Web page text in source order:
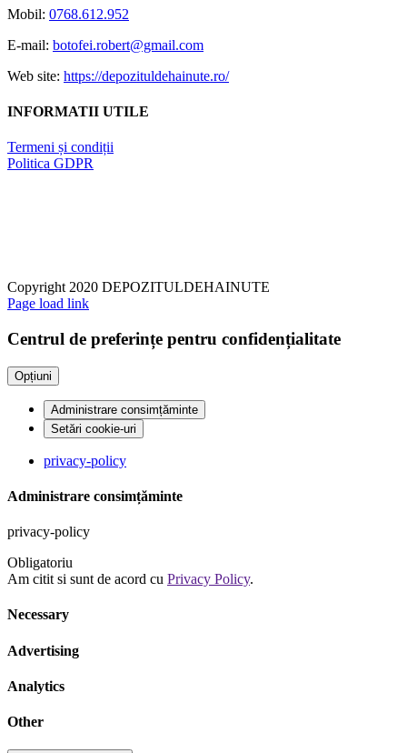
Mobil: 0768.612.952
E-mail: botofei.robert@gmail.com
Web site: https://depozituldehainute.ro/
INFORMATII UTILE
Termeni și condiții
Politica GDPR
Copyright 2020 DEPOZITULDEHAINUTE
Page load link
Centrul de preferințe pentru confidențialitate
Opțiuni
Administrare consimțăminte
Setări cookie-uri
privacy-policy
Administrare consimțăminte
privacy-policy
Obligatoriu
Am citit si sunt de acord cu Privacy Policy.
Necessary
Advertising
Analytics
Other